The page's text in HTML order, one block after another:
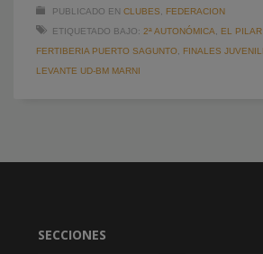
PUBLICADO EN CLUBES
FEDERACION
ETIQUETADO BAJO: 2ª AUTONÓMICA EL
FERTIBERIA PUERTO SAGUNTO
FINALES
LEVANTE UD-BM MARNI
SECCIONES